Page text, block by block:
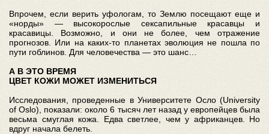
Впрочем, если верить уфологам, то Землю посещают еще и
«норды» — высокорослые сексапильные красавцы и
красавицы. Возможно, и они не более, чем отражение
прогнозов. Или на каких-то планетах эволюция не пошла по
пути гоблинов. Для человечества — это шанс…
А В ЭТО ВРЕМЯ
ЦВЕТ КОЖИ МОЖЕТ ИЗМЕНИТЬСЯ
Исследования, проведенные в Университете Осло (University
of Oslo), показали: около 6 тысяч лет назад у европейцев была
весьма смуглая кожа. Едва светлее, чем у африканцев. Но
вдруг начала белеть.